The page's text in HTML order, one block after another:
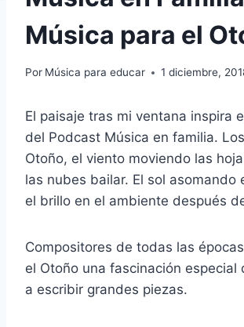
Música para el
Por Música para educar 1 diciembre,
El paisaje tras mi ventana inspira
del Podcast Música en familia.
Otoño, el viento moviendo las
las nubes bailar. El sol asomando
el brillo en el ambiente después
Compositores de todas las
el Otoño una fascinación especial
a escribir grandes piezas.